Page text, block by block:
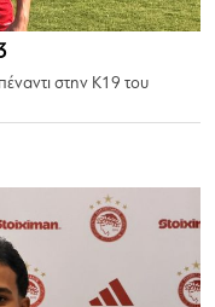
στην Κ19 του